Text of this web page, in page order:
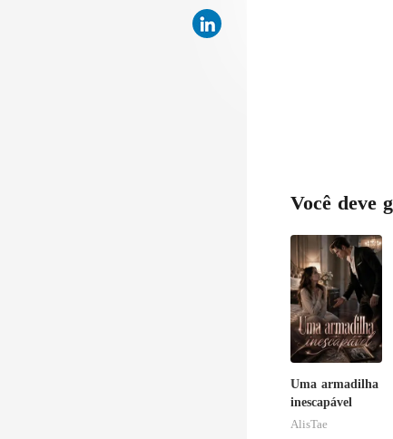
Você deve
Uma armadilha
inescapável
AlisTae